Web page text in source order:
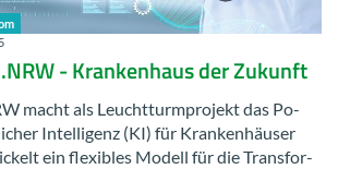
- Kran­ken­haus der Zu­kunft
macht als Leucht­turm­pro­jekt das Po­
In­tel­li­genz (KI) für Kran­ken­häu­ser
ein fle­xi­bles Mo­dell für die Trans­for­